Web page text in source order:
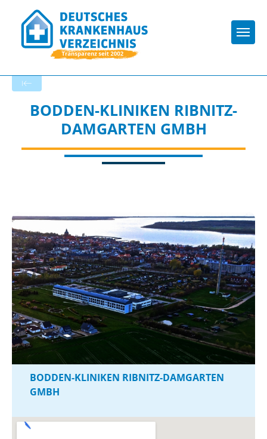
BODDEN-KLINIKEN RIBNITZ-
DAMGARTEN GMBH
BODDEN-KLINIKEN RIBNITZ-DAMGARTEN
GMBH